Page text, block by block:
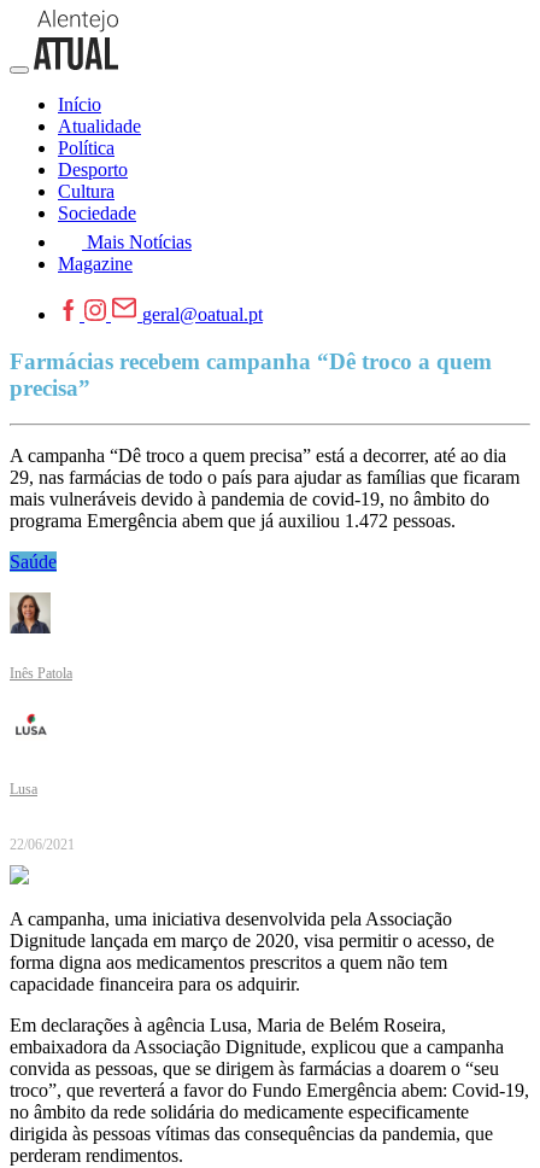
Início
Atualidade
Política
Desporto
Cultura
Sociedade
Mais Notícias
Magazine
geral@oatual.pt
Farmácias recebem campanha “Dê troco a quem
precisa”
A campanha “Dê troco a quem precisa” está a decorrer, até ao dia
29, nas farmácias de todo o país para ajudar as famílias que ficaram
mais vulneráveis devido à pandemia de covid-19, no âmbito do
programa Emergência abem que já auxiliou 1.472 pessoas.
Saúde
Inês Patola
Lusa
22/06/2021
A campanha, uma iniciativa desenvolvida pela Associação
Dignitude lançada em março de 2020, visa permitir o acesso, de
forma digna aos medicamentos prescritos a quem não tem
capacidade financeira para os adquirir.
Em declarações à agência Lusa, Maria de Belém Roseira,
embaixadora da Associação Dignitude, explicou que a campanha
convida as pessoas, que se dirigem às farmácias a doarem o “seu
troco”, que reverterá a favor do Fundo Emergência abem: Covid-19,
no âmbito da rede solidária do medicamente especificamente
dirigida às pessoas vítimas das consequências da pandemia, que
perderam rendimentos.